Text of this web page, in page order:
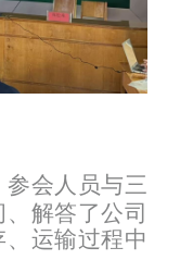
参会人员与三
解答了公司
运输过程中